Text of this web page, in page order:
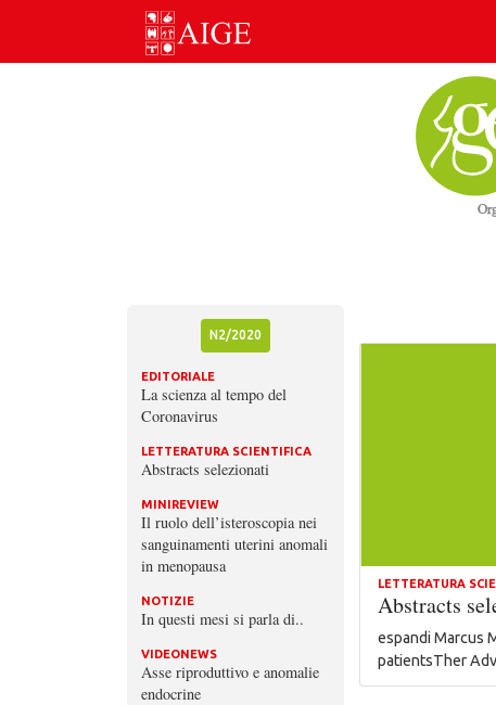
Skip
N2/2020
EDITORIALE
La scienza al tempo del
Coronavirus
LETTERATURA SCIENTIFICA
Abstracts selezionati
MINIREVIEW
Il ruolo dell’isteroscopia nei
sanguinamenti uterini anomali
in menopausa
NOTIZIE
In questi mesi si parla di..
VIDEONEWS
Asse riproduttivo e anomalie
endocrine
LETTERATURA
Abstracts
espandi Marcus
patientsTher